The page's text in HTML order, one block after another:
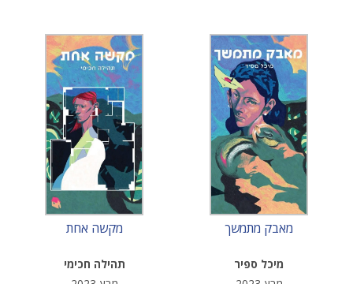
מאבק מתמשך
מיכל ספיר
מקשה אחת
תהילה חכימי